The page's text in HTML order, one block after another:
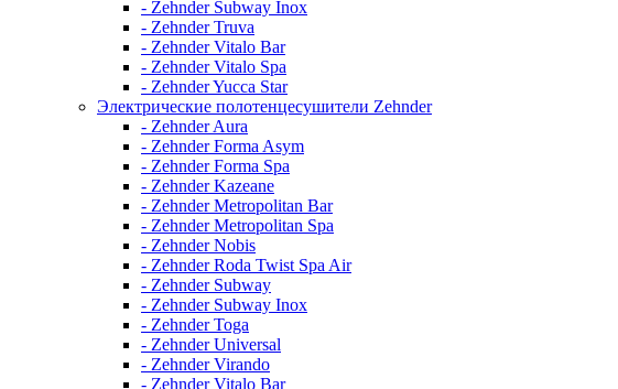
- Zehnder Subway Inox
- Zehnder Truva
- Zehnder Vitalo Bar
- Zehnder Vitalo Spa
- Zehnder Yucca Star
Электрические полотенцесушители Zehnder
- Zehnder Aura
- Zehnder Forma Asym
- Zehnder Forma Spa
- Zehnder Kazeane
- Zehnder Metropolitan Bar
- Zehnder Metropolitan Spa
- Zehnder Nobis
- Zehnder Roda Twist Spa Air
- Zehnder Subway
- Zehnder Subway Inox
- Zehnder Toga
- Zehnder Universal
- Zehnder Virando
- Zehnder Vitalo Bar